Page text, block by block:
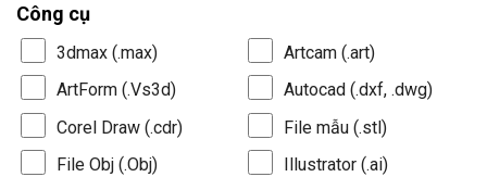
Công cụ
3dmax (.max)
Artcam (.art)
ArtForm (.Vs3d)
Autocad (.dxf, .dwg)
Corel Draw (.cdr)
File mẫu (.stl)
File Obj (.Obj)
Illustrator (.ai)